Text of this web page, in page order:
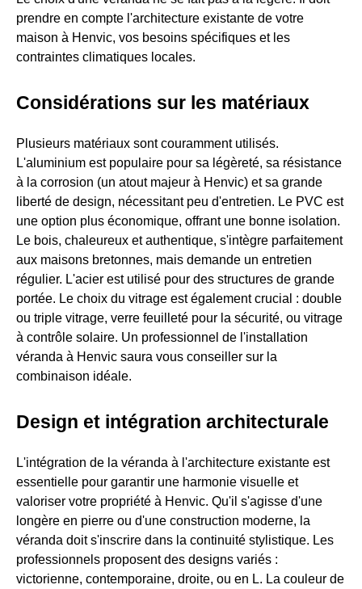
prendre en compte l'architecture existante de votre
maison à Henvic, vos besoins spécifiques et les
contraintes climatiques locales.
Considérations sur les matériaux
Plusieurs matériaux sont couramment utilisés.
L'aluminium est populaire pour sa légèreté, sa résistance
à la corrosion (un atout majeur à Henvic) et sa grande
liberté de design, nécessitant peu d'entretien. Le PVC est
une option plus économique, offrant une bonne isolation.
Le bois, chaleureux et authentique, s'intègre parfaitement
aux maisons bretonnes, mais demande un entretien
régulier. L'acier est utilisé pour des structures de grande
portée. Le choix du vitrage est également crucial : double
ou triple vitrage, verre feuilleté pour la sécurité, ou vitrage
à contrôle solaire. Un professionnel de l'installation
véranda à Henvic saura vous conseiller sur la
combinaison idéale.
Design et intégration architecturale
L'intégration de la véranda à l'architecture existante est
essentielle pour garantir une harmonie visuelle et
valoriser votre propriété à Henvic. Qu'il s'agisse d'une
longère en pierre ou d'une construction moderne, la
véranda doit s'inscrire dans la continuité stylistique. Les
professionnels proposent des designs variés :
victorienne, contemporaine, droite, ou en L. La couleur de